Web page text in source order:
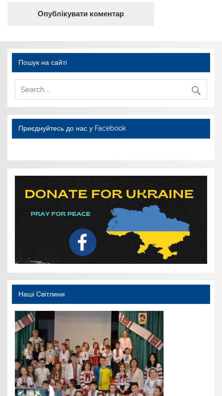
Пошук на сайті
Приєднуйтесь до нас у Facebook
Наші Світлини